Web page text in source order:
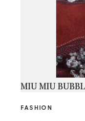
MIU MIU
FASHION